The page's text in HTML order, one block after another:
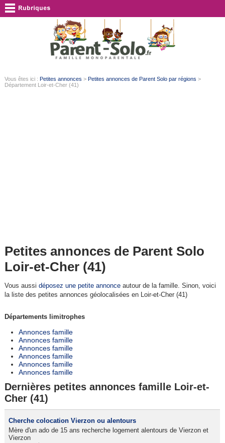
Vous êtes ici : Petites annonces > Petites annonces de Parent Solo par régions >
Département Loir-et-Cher (41)
Petites annonces de Parent Solo
Loir-et-Cher (41)
Vous aussi déposez une petite annonceautour de la famille. Sinon, voici
la liste des petites annonces géolocalisées en Loir-et-Cher (41)
Départements limitrophes
Annonces famille
Annonces famille
Annonces famille
Annonces famille
Annonces famille
Annonces famille
Dernières petites annonces famille Loir-et-
Cher (41)
Cherche colocation Vierzon ou alentours
Mère d'un ado de 15 ans recherche logement alentours de Vierzon et
Vierzon